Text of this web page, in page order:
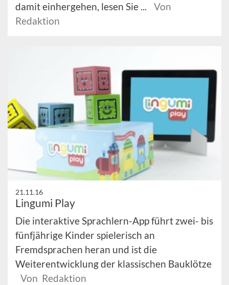
damit einhergehen, lesen Sie ...
Von
Redaktion
21.11.16
Lingumi Play
Die interaktive Sprachlern-App führt zwei- bis
fünfjährige Kinder spielerisch an
Fremdsprachen heran und ist die
Weiterentwicklung der klassischen Bauklötze
Von Redaktion